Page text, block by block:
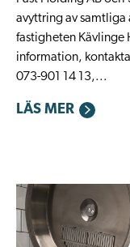
avyttring av
fastigheten Kävlinge
information,
073-901 14 13,...
LÄS MER